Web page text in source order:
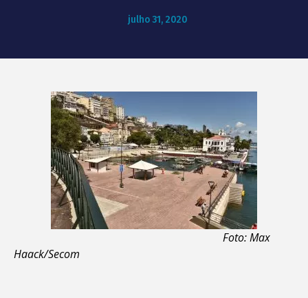
julho 31, 2020
Foto: Max
Haack/Secom